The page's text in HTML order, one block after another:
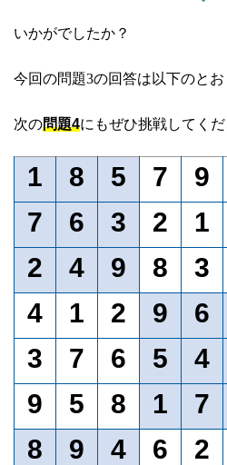
いかがでしたか？
今回の問題3の回答は以下のとお
次の問題4にもぜひ挑戦してくだ
1 8 5 7 9
7
6 3 2 1
2
4 9 8 3
4
1 2 9 6
3
7 6 5 4
9
5 8 1 7
8
9 4 6 2